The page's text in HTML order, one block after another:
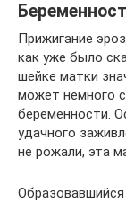
Прижигание
как уже было
шейке матки
может немного
беременности.
удачного
не рожали, эта